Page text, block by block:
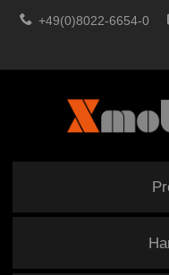
+49(0)8022-6654-0